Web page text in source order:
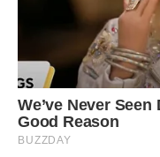
– У такому разі не
– А я коли приведу на